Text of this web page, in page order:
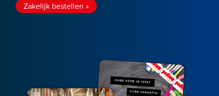
Zakelijk bestellen »